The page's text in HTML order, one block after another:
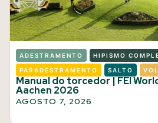
ADESTRAMENTO HIPISMO
PARADESTRAMENTO SALTO
Manual do torcedor | FEI
Aachen 2026
AGOSTO 7, 2026